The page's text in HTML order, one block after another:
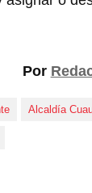
Por
Alcaldía